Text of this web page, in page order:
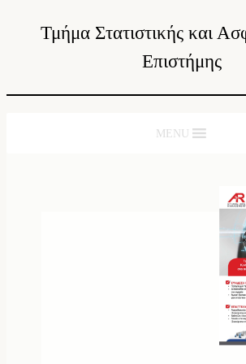
Τμήμα Στατιστικής και
Επιστήμης
MENU